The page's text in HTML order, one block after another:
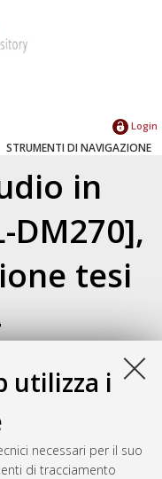
utilizza i
necessari per il suo
di tracciamento
Login
STRUMENTI DI NAVIGAZIONE
in
tesi
Atom
RSS 1.0
raggruppamento